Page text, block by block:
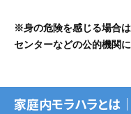
※身の危険を感じる場合
センターなどの公的機関
家庭内モラハラとは